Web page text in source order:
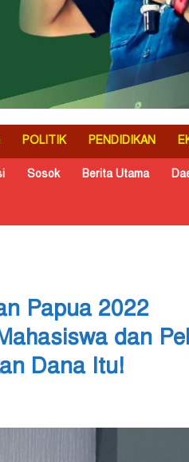
POLITIK PENDIDIKAN
Sosok Berita Utama
Papua 2022
dan
Dana Itu!